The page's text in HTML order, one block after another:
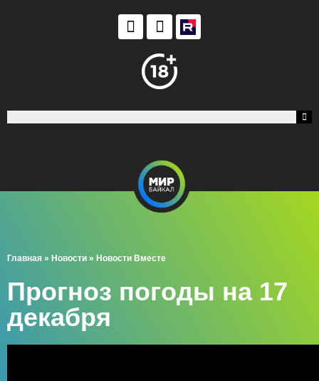
Главная » Новости » Новости Вместе
Прогноз погоды на 17
декабря